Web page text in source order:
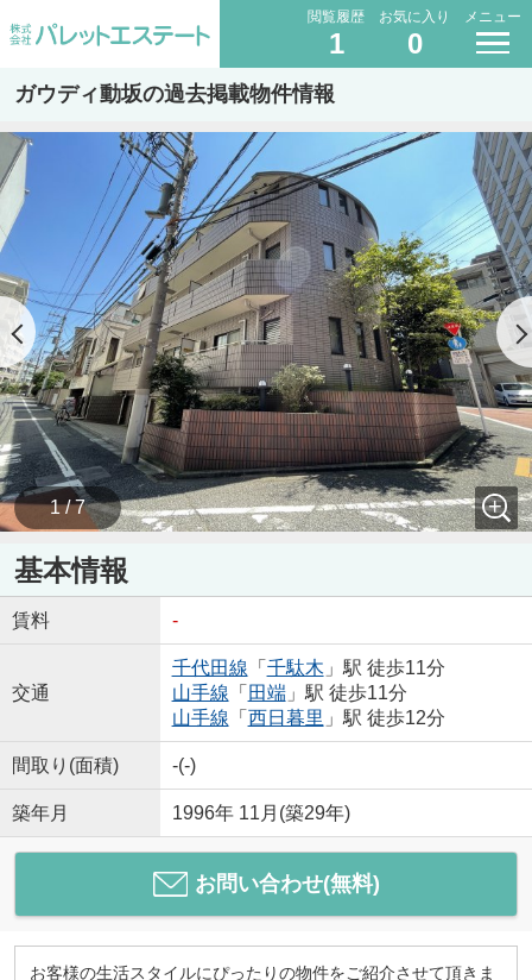
閲覧履歴
1
お気に入り
0
メニュー
ガウディ動坂の過去掲載物件情報
1 / 7
基本情報
賃料 -
交通
千代田線 「 千駄木 」駅 徒歩11分
山手線 「 田端」駅 徒歩11分
山手線 「 西日暮里 」駅 徒歩12分
間取り(面積) -(-)
築年月 1996年 11月(築29年)
お問い合わせ(無料)
お客様の生活スタイルにぴったりの物件をご紹介させて頂きま